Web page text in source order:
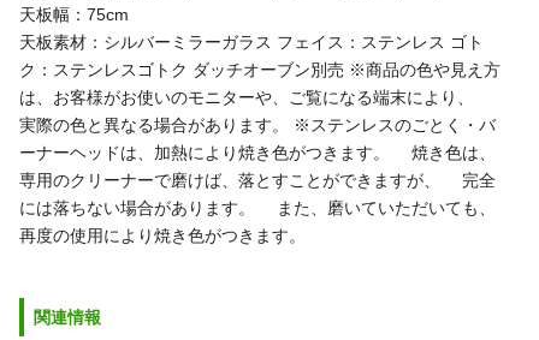
天板幅：75cm
天板素材：シルバーミラーガラス フェイス：ステンレス ゴト
ク：ステンレスゴトク ダッチオーブン別売 ※商品の色や見え方
は、お客様がお使いのモニターや、ご覧になる端末により、
実際の色と異なる場合があります。
※ステンレスのごとく・バ
ーナーヘッドは、加熱により焼き色がつきます。
焼き色は、
専用のクリーナーで磨けば、落とすことができますが、
完全
には落ちない場合があります。
また、磨いていただいても、
再度の使用により焼き色がつきます。
関連情報